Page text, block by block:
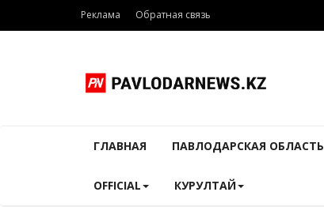
Реклама Обратная связь
ГЛАВНАЯ ПАВЛОДАРСКАЯ ОБЛАСТЬ
OFFICIAL КУРУЛТАЙ